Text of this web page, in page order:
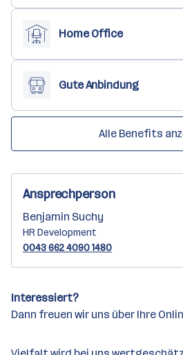
Home Office
Gute Anbindung
Alle Benefits
Ansprechperson
Benjamin Suchy
HR Development
0043 662 4090 1480
Interessiert?
Dann freuen wir uns über Ihre